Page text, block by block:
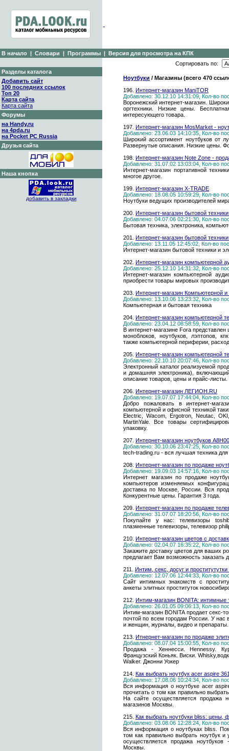
В начало | Словари | Программы | Версия для просмотра на КПК
Разделы каталога
Добавить сайт
100 последних ссылок
Топ 20
Карта сайта
Карта сайта
Форумы
на Handy.ru
на 4pda.ru
на Pocket PC Russia
Друзья сайта
Наша кнопка
добавить в закладки
Сортировать по:
Ноутбуки / Магазины (всего 470
196. Интернет-магазин ManiTOR
Добавлено: 30.12.10 14:31:09, Кол-во
Воронежский интернет-магазин.
оргтехники. Низкие цены.
интересующего товара.
197. Интернет-магазин MosMarket -
Добавлено: 23.06.03 14:10:35, Кол-во
Широкий ассортимент ноутбуков от
Развернутые описания. Низкие цены.
198. Интернет-магазин Note Zone -
Добавлено: 31.07.02 13:03:04, Кол-во
Интернет-магазин портативной
многое другое.
199. Интернет-магазин X-TRADE
Добавлено: 18.08.05 10:59:29, Кол-во
Ноутбуки ведущих производителей
200. Интернет-магазин бытовой
Добавлено: 04.07.06 02:21:30, Кол-во
Бытовая техника, электроника,
201. Интернет-магазин бытовой
Добавлено: 13.11.05 12:45:02, Кол-во
Интернет-магазин бытовой техники и
202. Интернет-магазин компьютерной
Добавлено: 25.12.10 14:31:32, Кол-во
Интернет-магазин компьютерной
приобрести товары мировых
203. Интернет-магазин Компьютерной
Добавлено: 13.10.06 13:23:32, Кол-во
Компьютерная и бытовая техника
204. Интернет-магазин компьютерной
Добавлено: 23.04.12 08:58:59, Кол-во
В интернет-магазине Fora
моноблоков, ноутбуков, лэптопов,
также компьютерной периферии,
205. Интернет-магазин компьютерной
Добавлено: 22.10.10 20:07:46, Кол-во
Электронный каталог реализуемой
и домашняя электроника),
описание товаров, цены и прайс-листы.
206. Интернет-магазин ЛЕГИОН.RU
Добавлено: 19.07.07 17:44:04, Кол-во
Добро пожаловать в интернет-
компьютерной и офисной техникой
Electric, Wacom, Ergotron, Neutac,
MartinYale. Все товары
упаковку.
207. Интернет-магазин ноутбуков
Добавлено: 30.10.06 23:47:25, Кол-во
tech-trading.ru - вся лучшая техника
208. Интернет-магазин по продаже
Добавлено: 19.09.03 14:57:16, Кол-во
Интернет магазин по продаже
компьютеров изменяемых
доставка по Москве, России. Вся
Конкурентные цены. Гарантия 3 года.
209. Интернет-магазин по продаже
Добавлено: 31.07.07 18:20:56, Кол-во
Покупайте у нас: телевизоры
плазменные телевизоры, телевизор
210. Интернет-магазин цветов с
Добавлено: 02.04.07 16:35:22, Кол-во
Закажите доставку цветов для ваших
предлагает Вам возможность заказать
211. Интим, секс, досуг и
Добавлено: 12.07.06 12:44:33, Кол-во
Сайт интимных знакомств с
анкеты элитных проституток
212. Интим-магазин BONITA: интимные
Добавлено: 26.01.05 09:06:13, Кол-во
Интим-магазин BONITA продает секс-
почтой по всем городам России. У нас
и женщин, журналы, видео и
213. Итнернет-магазин по продаже
Добавлено: 08.07.04 15:00:55, Кол-во
Продажа - Хеннесси. Hennessy.
Французский Коньяк. Виски.
Walker. Джонни Уокер
214. Как выбрать ноутбук acer aspire
Добавлено: 17.08.06 10:24:34, Кол-во
Вся информация о ноутбуке acer
прочитать о том как правильно
На сайте осуществляется продажа
магазинов Москвы.
215. Как выбрать ноутбуки bliss: цены,
Добавлено: 03.08.06 12:28:24, Кол-во
Вся информация о ноутбуках bliss.
том как правильно выбрать ноутбук
осуществляется продажа
Москвы.